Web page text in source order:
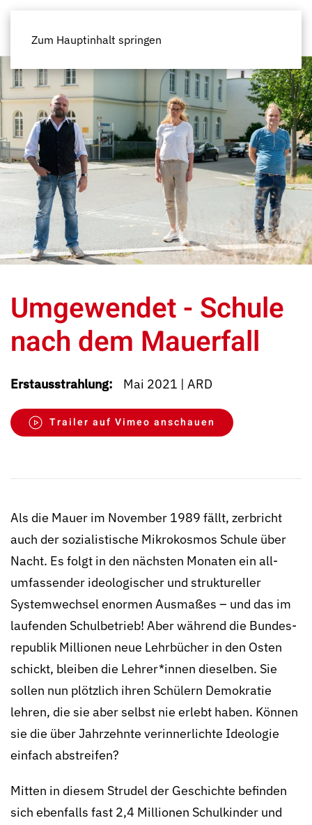
Zum Hauptinhalt springen
Umgewendet - Schule
nach dem Mauerfall
Erstausstrahlung: Mai 2021 | ARD
Trailer auf Vimeo anschauen
Als die Mauer im November 1989 fällt, zerbricht
auch der sozialis­tische Mikrokosmos Schule über
Nacht. Es folgt in den nächsten Monaten ein all­
umfassender ideo­logischer und struk­tureller
System­wechsel enormen Ausmaßes – und das im
laufenden Schul­betrieb! Aber während die Bundes­
republik Millionen neue Lehr­bücher in den Osten
schickt, bleiben die Lehrer*innen dieselben. Sie
sollen nun plötzlich ihren Schülern Demo­kratie
lehren, die sie aber selbst nie erlebt haben. Können
sie die über Jahr­zehnte verinnerlichte Ideo­logie
einfach abstreifen?
Mitten in diesem Strudel der Geschichte befinden
sich ebenfalls fast 2,4 Millionen Schul­kinder und